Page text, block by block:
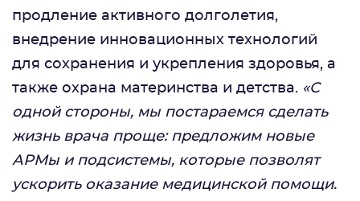
продление активного долголетия,
внедрение инновационных технологий
для сохранения и укрепления здоровья, а
также охрана материнства и детства. «С
одной стороны, мы постараемся сделать
жизнь врача проще: предложим новые
АРМы и подсистемы, которые позволят
ускорить оказание медицинской помощи.